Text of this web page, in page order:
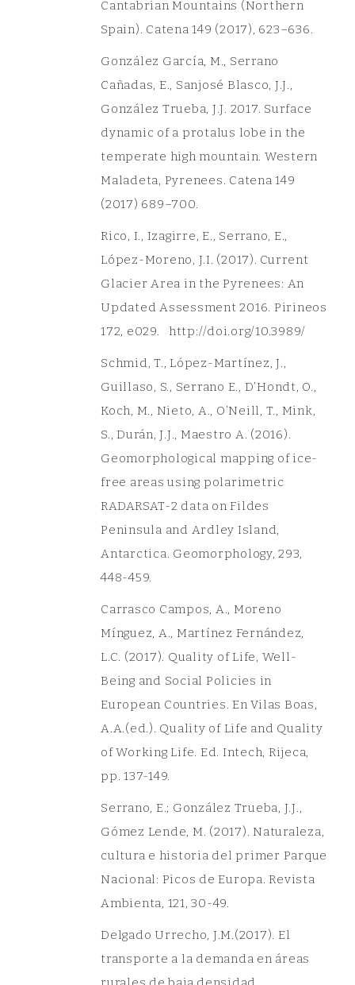
Cantabrian Mountains (Northern
Spain). Catena 149 (2017), 623–636.
González García, M., Serrano
Cañadas, E., Sanjosé Blasco, J.J.,
González Trueba, J.J. 2017. Surface
dynamic of a protalus lobe in the
temperate high mountain. Western
Maladeta, Pyrenees. Catena 149
(2017) 689–700.
Rico, I., Izagirre, E., Serrano, E.,
López-Moreno, J.I. (2017). Current
Glacier Area in the Pyrenees: An
Updated Assessment 2016. Pirineos
172, e029. http://doi.org/10.3989/
Schmid, T., López-Martínez, J.,
Guillaso, S., Serrano E., D’Hondt, O.,
Koch, M., Nieto, A., O’Neill, T., Mink,
S., Durán, J.J., Maestro A. (2016).
Geomorphological mapping of ice-
free areas using polarimetric
RADARSAT-2 data on Fildes
Peninsula and Ardley Island,
Antarctica. Geomorphology, 293,
448-459.
Carrasco Campos, A., Moreno
Mínguez, A., Martínez Fernández,
L.C. (2017). Quality of Life, Well-
Being and Social Policies in
European Countries. En Vilas Boas,
A.A.(ed.). Quality of Life and Quality
of Working Life. Ed. Intech, Rijeca,
pp. 137-149.
Serrano, E.; González Trueba, J.J.,
Gómez Lende, M. (2017). Naturaleza,
cultura e historia del primer Parque
Nacional: Picos de Europa. Revista
Ambienta, 121, 30-49.
Delgado Urrecho, J.M.(2017). El
transporte a la demanda en áreas